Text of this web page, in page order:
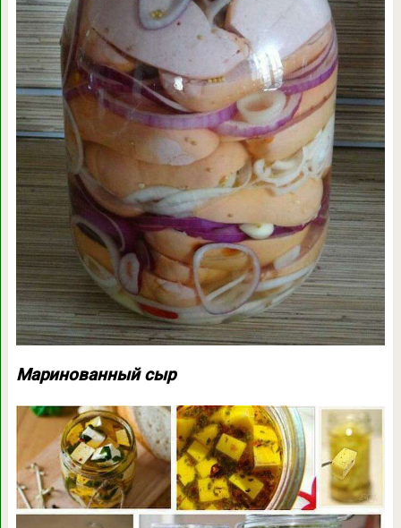
Маринованный сыр